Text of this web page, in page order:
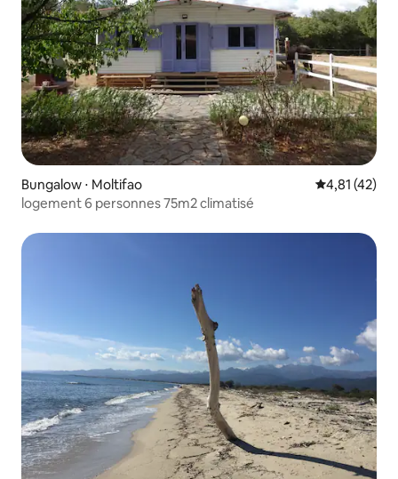
Bungalow ⋅ Moltifao Évaluation
4,81 (42)
logement 6 personnes 75m2 climatisé